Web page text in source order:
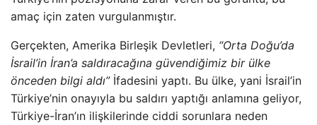
amaç için zaten vurgulanmıştır.
Gerçekten, Amerika Birleşik Devletleri, “Orta Doğu’da
İsrail’in İran’a saldıracağına güvendiğimiz bir ülke
önceden bilgi aldı”İfadesini yaptı. Bu ülke, yani İsrail’in
Türkiye’nin onayıyla bu saldırı yaptığı anlamına geliyor,
Türkiye-İran’ın ilişkilerinde ciddi sorunlara neden